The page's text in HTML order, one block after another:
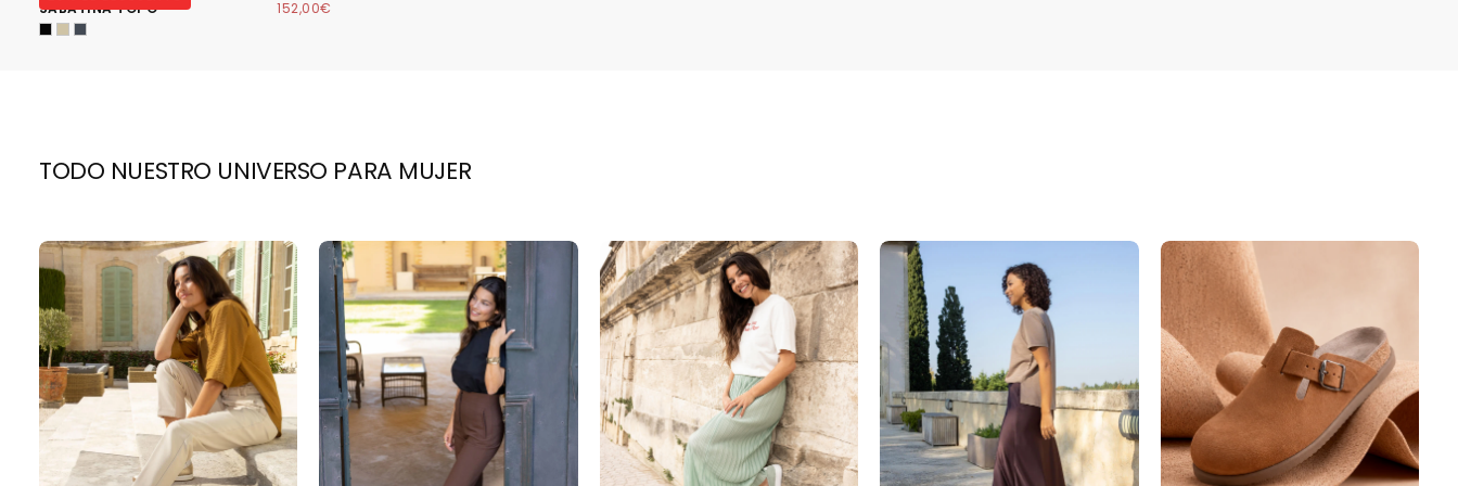
SABATINA TOPO
REGULAR
152,00€
TODO NUESTRO UNIVERSO PARA MUJER